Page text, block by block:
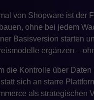
von Shopware ist der
ohne bei jedem
Basisversion starten
ergänzen –
die Kontrolle über
sich an starre
als strategischen